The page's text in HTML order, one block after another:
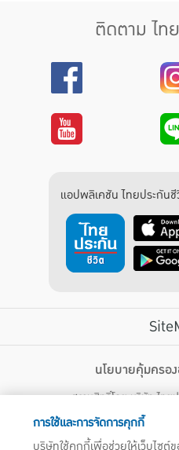
ติดตาม ไท
แอปพลิเคชัน ไทยประกัน
ไทยประกันชีวิต HEALTH CARE
สิทธิพิเศษ
แอปพลิเคชัน ไทยประกันชีวิต
นโยบายคุ้มครอ
สงวนสิทธิ์โดย บริษัท ไทย
123 ถนน รัชดาภิเษก แขวงดินแดง เ
การใช้และการจัดการคุกกี้
บริษัทใช้คุกกี้เพื่อช่วยให้เว็บไซต์